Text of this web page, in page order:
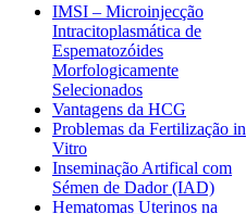
IMSI – Microinjecção
Intracitoplasmática de
Espematozóides
Morfologicamente
Selecionados
Vantagens da HCG
Problemas da Fertilização in
Vitro
Inseminação Artifical com
Sémen de Dador (IAD)
Hematomas Uterinos na